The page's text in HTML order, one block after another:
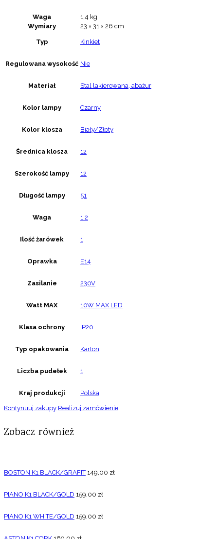
Waga
1,4 kg
Wymiary
23 × 31 × 26 cm
Typ Kinkiet
Regulowana wysokość Nie
Materiał Stal lakierowana, abażur
Kolor lampy Czarny
Kolor klosza Biały/Złoty
Średnica klosza 12
Szerokość lampy 12
Długość lampy 51
Waga 1.2
Ilość żarówek 1
Oprawka E14
Zasilanie 230V
Watt MAX 10W MAX LED
Klasa ochrony IP20
Typ opakowania Karton
Liczba pudełek 1
Kraj produkcji Polska
Kontynuuj zakupy Realizuj zamówienie
Zobacz również
BOSTON K1 BLACK/GRAFIT 149,00 zł
PIANO K1 BLACK/GOLD 159,00 zł
PIANO K1 WHITE/GOLD 159,00 zł